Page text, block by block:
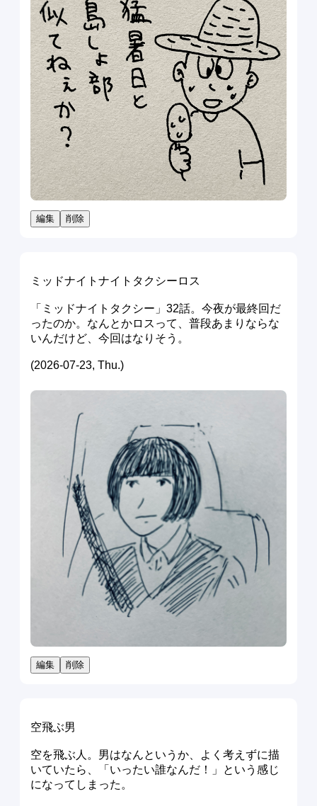
編集 削除
ミッドナイトナイトタクシーロス
「ミッドナイトタクシー」32話。今夜が最終回だ
ったのか。なんとかロスって、普段あまりならな
いんだけど、今回はなりそう。
(2026-07-23, Thu.)
編集 削除
空飛ぶ男
空を飛ぶ人。男はなんというか、よく考えずに描
いていたら、「いったい誰なんだ！」という感じ
になってしまった。